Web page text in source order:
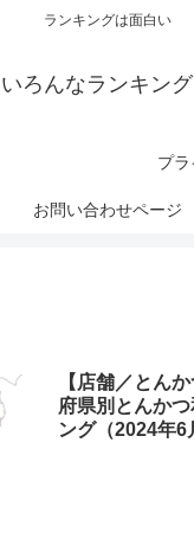
ランキングは面白い
いろんなランキング
プ
お問い合わせページ
【店舗／とん
府県別とんか
ング（2024年6